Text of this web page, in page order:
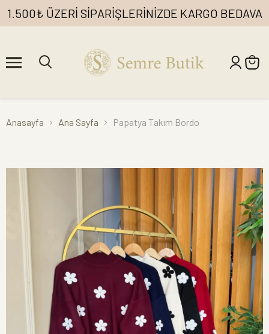
1.500₺ ÜZERİ SİPARİŞLERİNİZDE KARGO BEDAVA
Anasayfa Ana Sayfa Papatya Takım Bordo